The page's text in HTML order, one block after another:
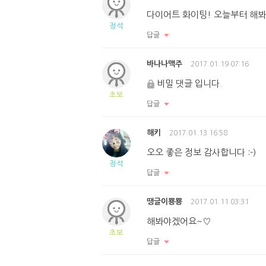
정석
다이어트 화이팅! 오늘부터 해
답글
초보
바나나맥주 2017.01.19 07:16
비밀 댓글 입니다.
답글
정석
해키 2017.01.13 16:58
오오 좋은 정보 감사합니다 :-)
답글
초보
땡글이뿅뿅 2017.01.11 03:31
해봐야겠어요~♡
답글